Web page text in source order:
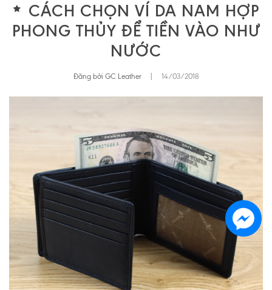
CÁCH CHỌN VÍ DA NAM HỢP
PHONG THỦY ĐỂ TIỀN VÀO NHƯ
NƯỚC
Đăng bởi GC Leather 14/03/2018